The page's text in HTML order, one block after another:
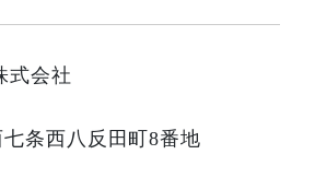
式会社
条西八反田町8番地